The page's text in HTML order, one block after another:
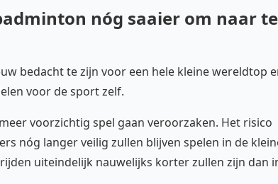
nóg saaier om naar te
bedacht te zijn voor een hele kleine wereldtop
voor de sport zelf.
voorzichtig spel gaan veroorzaken. Het risico
nóg langer veilig zullen blijven spelen in de
uiteindelijk nauwelijks korter zullen zijn dan